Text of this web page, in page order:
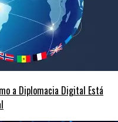
a Diplomacia Digital Está